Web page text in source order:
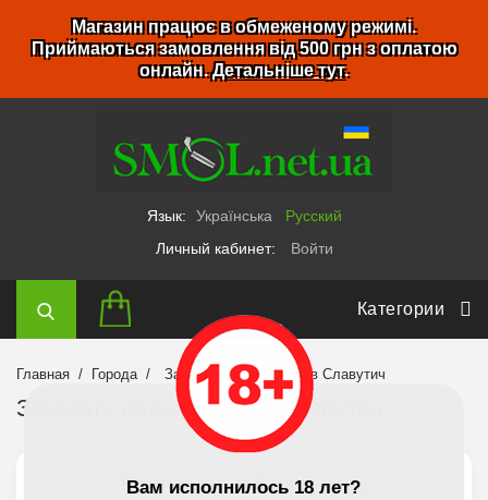
Магазин працює в обмеженому режимі.
Приймаються замовлення від 500 грн з оплатою
онлайн.Детальніше тут.
Язык: Українська
Русский
Личный кабинет:
Войти
Категории
Главная Города Заказать подсистему в Славутич
Заказать подсистему в Славутич
Вейп Шоп в Славутиче
Вам исполнилось 18 лет?